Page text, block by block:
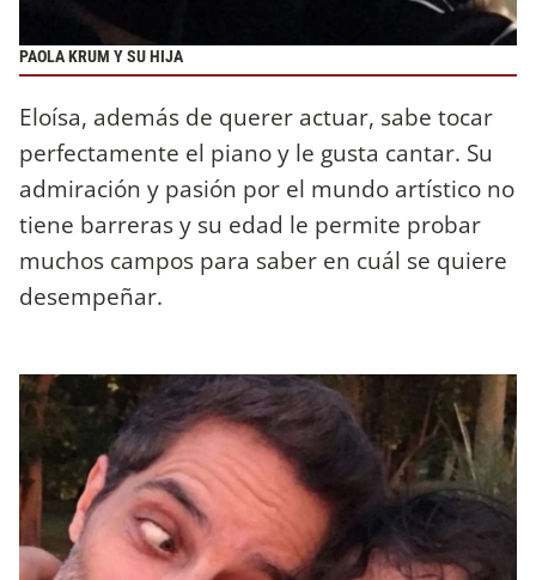
PAOLA KRUM Y SU HIJA
Eloísa, además de querer actuar, sabe tocar
perfectamente el piano y le gusta cantar. Su
admiración y pasión por el mundo artístico no
tiene barreras y su edad le permite probar
muchos campos para saber en cuál se quiere
desempeñar.